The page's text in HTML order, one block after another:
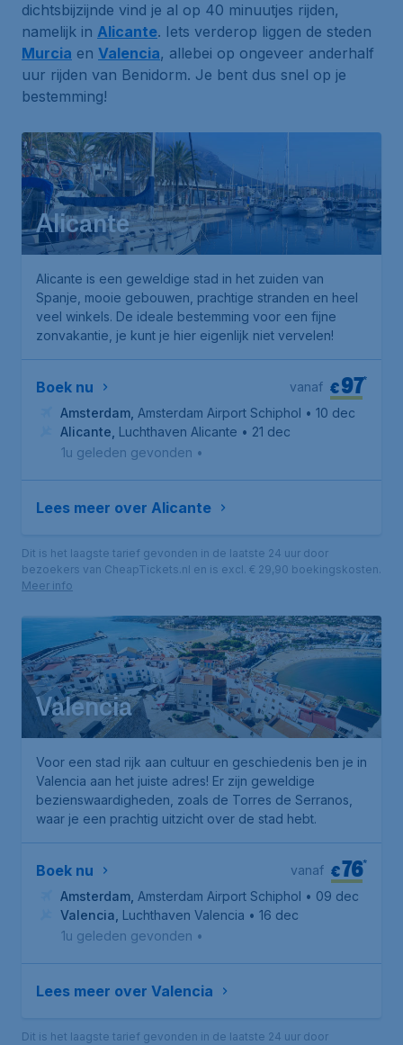
dichtsbijzijnde vind je al op 40 minuutjes rijden,
namelijk in Alicante. Iets verderop liggen de steden
Murcia en Valencia, allebei op ongeveer anderhalf
uur rijden van Benidorm. Je bent dus snel op je
bestemming!
Alicante
Alicante is een geweldige stad in het zuiden van
Spanje, mooie gebouwen, prachtige stranden en heel
veel winkels. De ideale bestemming voor een fijne
zonvakantie, je kunt je hier eigenlijk niet vervelen!
Boek nu €97*
vanaf
Amsterdam Amsterdam Airport Schiphol • 10 dec
Alicante Luchthaven Alicante • 21 dec
1u geleden gevonden •
Lees meer over Alicante
Dit is het laagste tarief gevonden in de laatste 24 uur door
bezoekers van CheapTickets.nl en is excl. € 29,90 boekingskosten.
Meer info
Valencia
Voor een stad rijk aan cultuur en geschiedenis ben je in
Valencia aan het juiste adres! Er zijn geweldige
bezienswaardigheden, zoals de Torres de Serranos
waar je een prachtig uitzicht over de stad hebt.
Boek nu €76*
vanaf
Amsterdam Amsterdam Airport Schiphol • 09 dec
Valencia Luchthaven Valencia • 16 dec
1u geleden gevonden •
Lees meer over Valencia
Dit is het laagste tarief gevonden in de laatste 24 uur door